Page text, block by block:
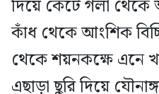
দিয়ে কেটে গলা
কাঁধ থেকে আংশিক
থেকে শয়নকক্ষে এনে
এছাড়া ছুরি দিয়ে